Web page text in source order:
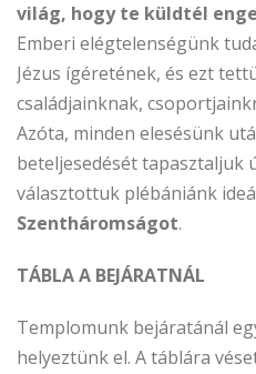
világ, hogy te küldtél
Emberi elégtelenségünk
Jézus ígéretének, és ezt
családjainknak,
Azóta, minden elesésünk
beteljesedését tapasztaljuk
választottuk plébániánk
Szentháromságot.
TÁBLA A BEJÁRATNÁL
Templomunk bejáratánál
helyeztünk el. A táblára